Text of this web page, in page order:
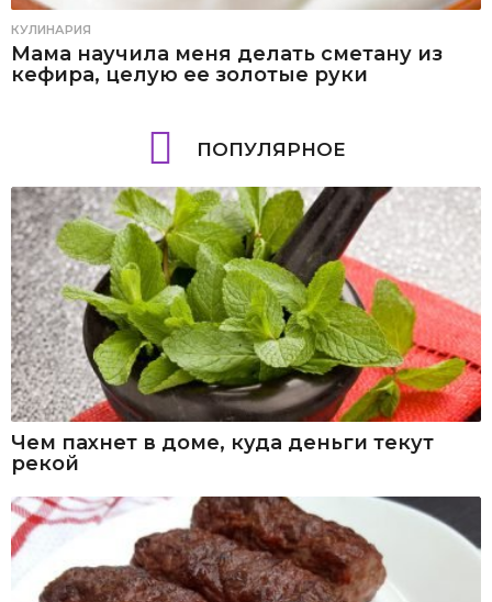
КУЛИНАРИЯ
Мама научила меня делать сметану из
кефира, целую ее золотые руки
ПОПУЛЯРНОЕ
Чем пахнет в доме, куда деньги текут
рекой